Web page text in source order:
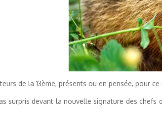
de la 13ème, présents ou en pensée, pour
surpris devant la nouvelle signature des chefs